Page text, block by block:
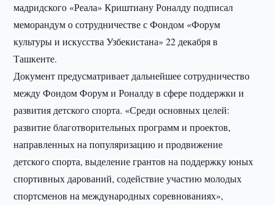
мадридского «Реала» Криштиану Роналду подписал
меморандум о сотрудничестве с Фондом «Форум
культуры и искусства Узбекистана» 22 декабря в
Ташкенте.
Документ предусматривает дальнейшее сотрудничество
между Фондом Форум и Роналду в сфере поддержки и
развития детского спорта. «Среди основных целей:
развитие благотворительных программ и проектов,
направленных на популяризацию и продвижение
детского спорта, выделение грантов на поддержку юных
спортивных дарований, содействие участию молодых
спортсменов на международных соревнованиях»,